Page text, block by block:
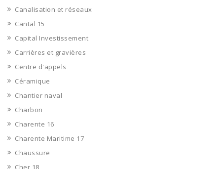
Canalisation et réseaux
Cantal 15
Capital Investissement
Carrières et gravières
Centre d'appels
Céramique
Chantier naval
Charbon
Charente 16
Charente Maritime 17
Chaussure
Cher 18